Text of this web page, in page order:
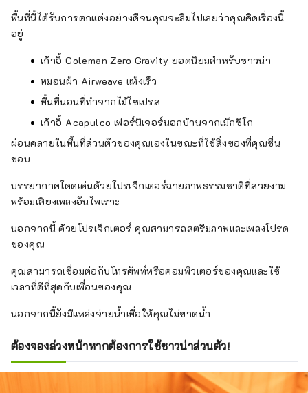
พื้นที่นี้ได้รับการตกแต่งอย่างดีจนคุณจะลืมไปเลยว่าคุณคิดเรื่องนี้
อยู่
เก้าอี้ Coleman Zero Gravity ยอดนิยมสำหรับซาวน่า
หมอนผ้า Airweave แห้งเร็ว
พื้นที่นอนที่ทำจากไม้ไซเปรส
เก้าอี้ Acapulco เฟอร์นิเจอร์นอกบ้านจากเม็กซิโก
ผ่อนคลายในพื้นที่ส่วนตัวของคุณเองในขณะที่ใช้สิ่งของที่คุณชื่น
ชอบ
บรรยากาศโดดเด่นด้วยโปรเจ็กเตอร์ฉายภาพธรรมชาติที่สวยงาม
พร้อมเสียงเพลงอันไพเราะ
นอกจากนี้ ด้วยโปรเจ็กเตอร์ คุณสามารถสตรีมภาพและเพลงโปรด
ของคุณ
คุณสามารถเชื่อมต่อกับโทรศัพท์หรือคอมพิวเตอร์ของคุณและใช้
เวลาที่ดีที่สุดกับเพื่อนของคุณ
นอกจากนี้ยังมีแหล่งจ่ายน้ำเพื่อให้คุณไม่ขาดน้ำ
ต้องจองล่วงหน้าหากต้องการใช้ซาวน่าส่วนตัว!